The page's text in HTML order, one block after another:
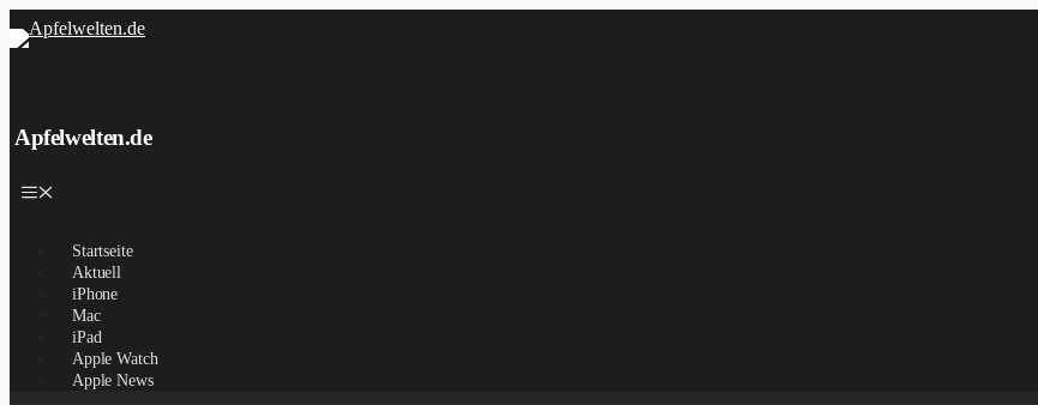
Zum
Inhalt
Apfelwelten.de
Menü
Startseite
Aktuell
iPhone
Mac
iPad
Apple Watch
Apple News